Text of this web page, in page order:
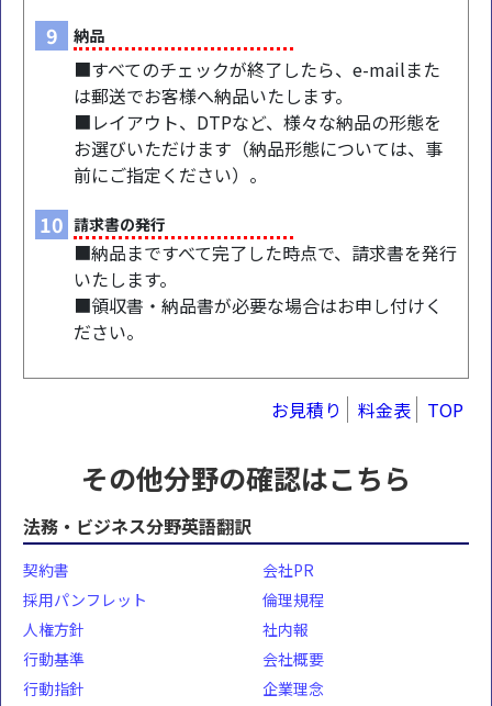
9 納品
■すべてのチェックが終了したら、e-mailまた
は郵送でお客様へ納品いたします。
■レイアウト、DTPなど、様々な納品の形態を
お選びいただけます（納品形態については、事
前にご指定ください）。
10 請求書の発行
■納品まですべて完了した時点で、請求書を発行
いたします。
■領収書・納品書が必要な場合はお申し付けく
ださい。
お見積り 料金表 TOP
その他分野の確認はこちら
法務・ビジネス分野英語翻訳
契約書
採用パンフレット
人権方針
行動基準
行動指針
会社PR
倫理規程
社内報
会社概要
企業理念